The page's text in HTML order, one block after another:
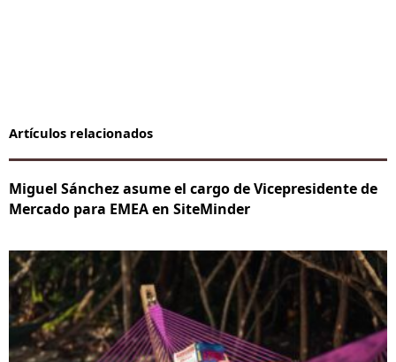
Artículos relacionados
Miguel Sánchez asume el cargo de Vicepresidente de
Mercado para EMEA en SiteMinder